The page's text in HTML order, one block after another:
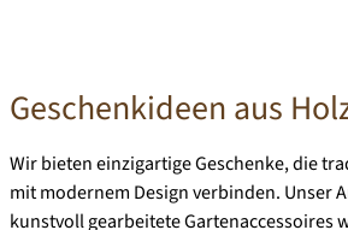
Geschenkideen aus
Wir bieten einzigartige Geschenke, die
mit modernem Design verbinden. Unser
kunstvoll gearbeitete Gartenaccessoires